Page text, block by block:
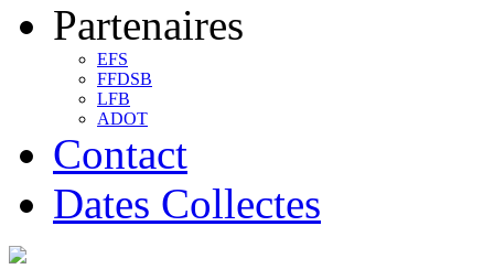
Partenaires
EFS
FFDSB
LFB
ADOT
Contact
Dates Collectes